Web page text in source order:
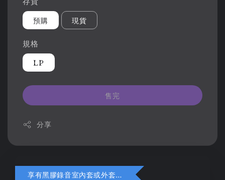
預購 現貨
規格
LP
售完
分享
享有黑膠錄音室內套或外套折扣